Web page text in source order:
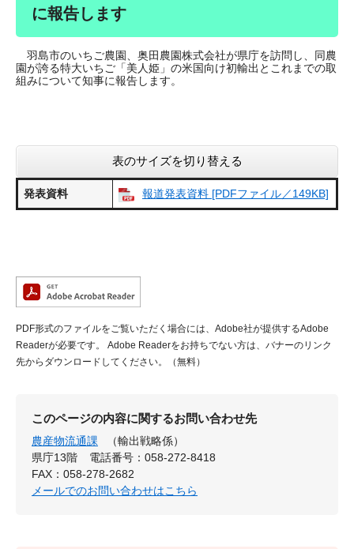
に報告します​
羽島市のいちご農園、奥田農園株式会社が県庁を訪問し、同農
園が誇る特大いちご「美人姫」の米国向け初輸出とこれまでの取
組みについて知事に報告します。
表のサイズを切り替える
発表資料 報道発表資料 [PDFファイル／149KB]
PDF形式のファイルをご覧いただく場合には、Adobe社が提供するAdobe
Readerが必要です。
Adobe Readerをお持ちでない方は、バナーのリンク
先からダウンロードしてください。（無料）
このページの内容に関するお問い合わせ先
農産物流通課
（輸出戦略係）
県庁13階
電話番号：058-272-8418
FAX：058-278-2682
メールでのお問い合わせはこちら